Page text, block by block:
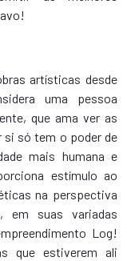
artísticas desde
uma pessoa
que ama ver as
si só tem o poder de
mais humana e
estímulo ao
na perspectiva
em suas variadas
Log!
que estiverem ali